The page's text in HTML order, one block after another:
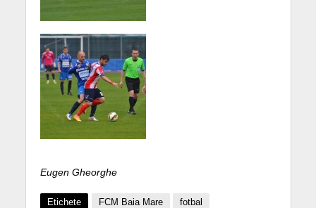
Eugen Gheorghe
Etichete FCM Baia Mare fotbal